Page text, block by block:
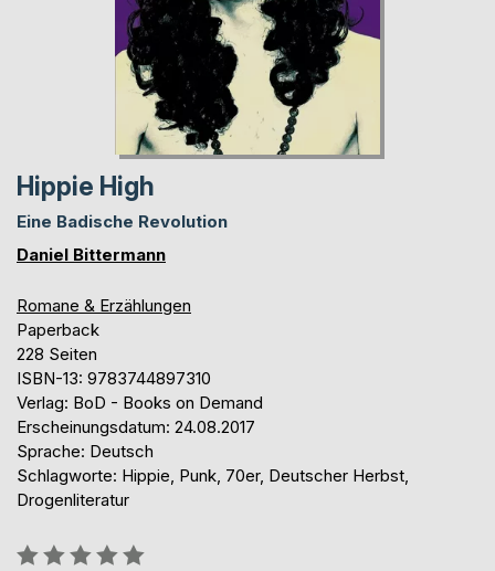
Hippie High
Eine Badische Revolution
Daniel Bittermann
Romane & Erzählungen
Paperback
228 Seiten
ISBN-13: 9783744897310
Verlag: BoD - Books on Demand
Erscheinungsdatum: 24.08.2017
Sprache: Deutsch
Schlagworte: Hippie, Punk, 70er, Deutscher Herbst,
Drogenliteratur
Bewertung::